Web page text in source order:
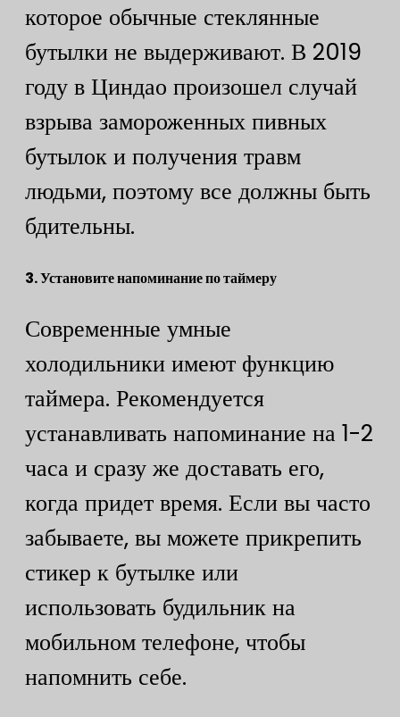
которое обычные стеклянные
бутылки не выдерживают. В 2019
году в Циндао произошел случай
взрыва замороженных пивных
бутылок и получения травм
людьми, поэтому все должны быть
бдительны.
​3. Установите напоминание по таймеру​
Современные умные
холодильники имеют функцию
таймера. Рекомендуется
устанавливать напоминание на 1-2
часа и сразу же доставать его,
когда придет время. Если вы часто
забываете, вы можете прикрепить
стикер к бутылке или
использовать будильник на
мобильном телефоне, чтобы
напомнить себе.